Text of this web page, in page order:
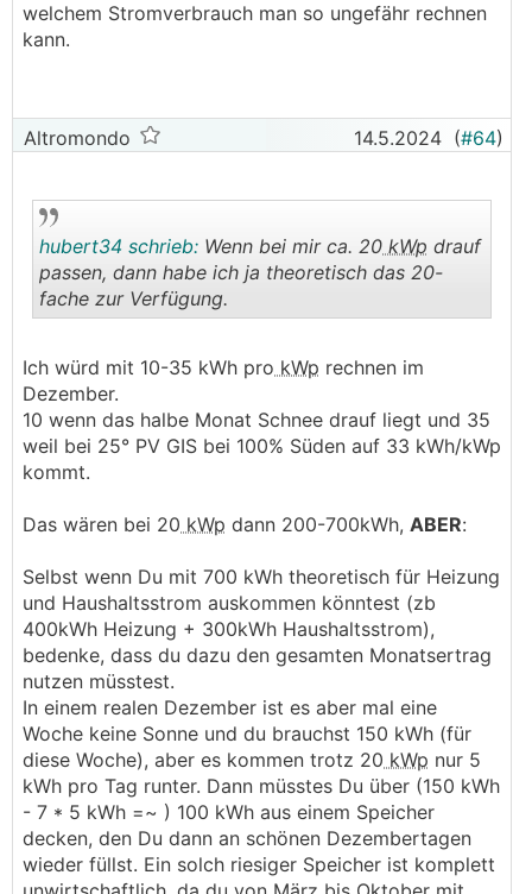
welchem Stromverbrauch man so ungefähr rechnen
kann.
Altromondo 14.5.2024 (#64)
hubert34 schrieb: Wenn bei mir ca. 20 kWp drauf
passen, dann habe ich ja theoretisch das 20-
fache zur Verfügung.
Ich würd mit 10-35 kWh pro kWp rechnen im
Dezember.
10 wenn das halbe Monat Schnee drauf liegt und 35
weil bei 25° PV GIS bei 100% Süden auf 33 kWh/kWp
kommt.
Das wären bei 20 kWp dann 200-700kWh, ABER:
Selbst wenn Du mit 700 kWh theoretisch für Heizung
und Haushaltsstrom auskommen könntest (zb
400kWh Heizung + 300kWh Haushaltsstrom),
bedenke, dass du dazu den gesamten Monatsertrag
nutzen müsstest.
In einem realen Dezember ist es aber mal eine
Woche keine Sonne und du brauchst 150 kWh (für
diese Woche), aber es kommen trotz 20 kWp nur 5
kWh pro Tag runter. Dann müsstes Du über (150 kWh
- 7 * 5 kWh =~ ) 100 kWh aus einem Speicher
decken, den Du dann an schönen Dezembertagen
wieder füllst. Ein solch riesiger Speicher ist komplett